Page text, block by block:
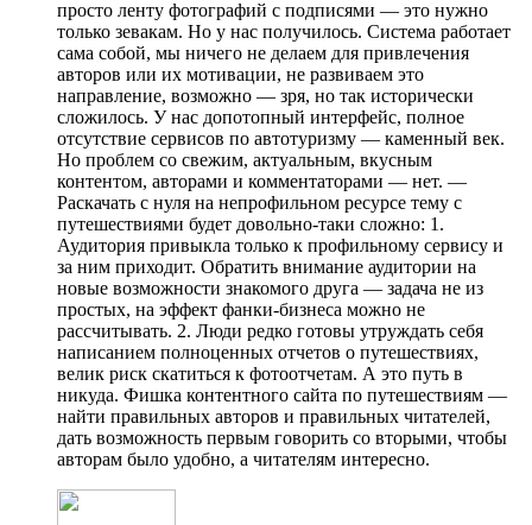
просто ленту фотографий с подписями — это нужно
только зевакам. Но у нас получилось. Система работает
сама собой, мы ничего не делаем для привлечения
авторов или их мотивации, не развиваем это
направление, возможно — зря, но так исторически
сложилось. У нас допотопный интерфейс, полное
отсутствие сервисов по автотуризму — каменный век.
Но проблем со свежим, актуальным, вкусным
контентом, авторами и комментаторами — нет. —
Раскачать с нуля на непрофильном ресурсе тему с
путешествиями будет довольно-таки сложно: 1.
Аудитория привыкла только к профильному сервису и
за ним приходит. Обратить внимание аудитории на
новые возможности знакомого друга — задача не из
простых, на эффект фанки-бизнеса можно не
рассчитывать. 2. Люди редко готовы утруждать себя
написанием полноценных отчетов о путешествиях,
велик риск скатиться к фотоотчетам. А это путь в
никуда. Фишка контентного сайта по путешествиям —
найти правильных авторов и правильных читателей,
дать возможность первым говорить со вторыми, чтобы
авторам было удобно, а читателям интересно.